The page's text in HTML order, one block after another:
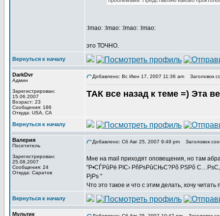
:lmao: :lmao: :lmao: :lmao:
это ТОЧНО.
Вернуться к началу
DarkDvr
Админ
Зарегистрирован:
15.06.2007
Возраст: 23
Сообщения: 186
Откуда: USA, CA
Добавлено: Вс Июн 17, 2007 11:36 am Заголовок
ТАК все назад к теме =) Эта
Вернуться к началу
Валерия
Посетитель
Зарегистрирован:
25.08.2007
Сообщения: 24
Откуда: Саратов
Добавлено: Сб Авг 25, 2007 9:49 pm Заголовок
Мне на mail приходят оповещения, но там
"Р•СЃРûРё РІС› РñРѕРûСЊС?Рõ РЅРõ
РјРѕ "
Что это такое и что с этим делать, хочу читать
Вернуться к началу
Мультик